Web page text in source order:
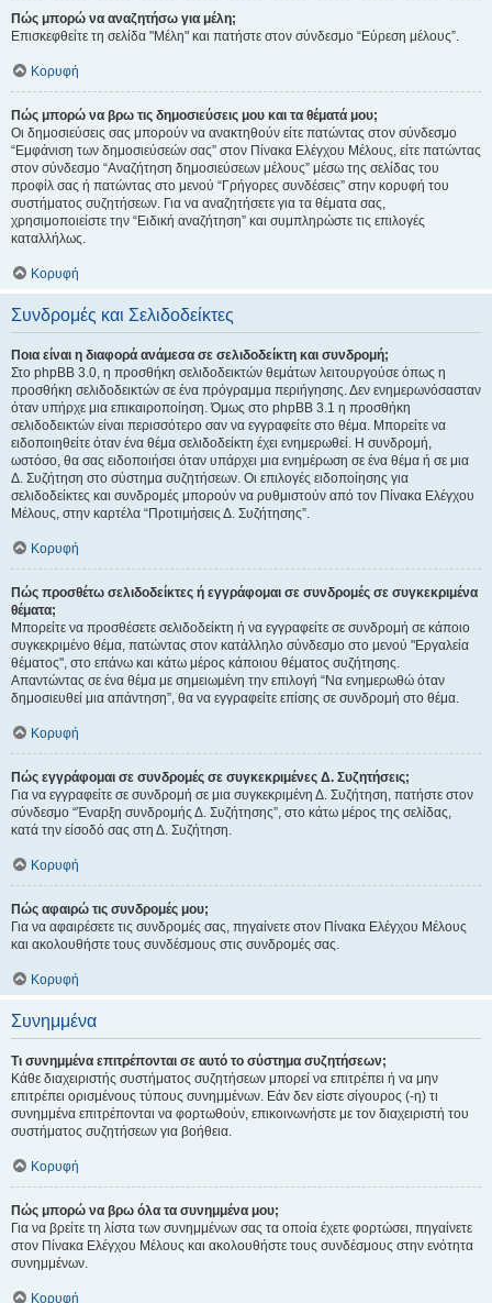
Πώς μπορώ να αναζητήσω για μέλη;
Επισκεφθείτε τη σελίδα "Μέλη" και πατήστε στον σύνδεσμο “Εύρεση μέλους”.
Κορυφή
Πώς μπορώ να βρω τις δημοσιεύσεις μου και τα θέματά μου;
Οι δημοσιεύσεις σας μπορούν να ανακτηθούν είτε πατώντας στον σύνδεσμο
“Εμφάνιση των δημοσιεύσεών σας” στον Πίνακα Ελέγχου Μέλους, είτε πατώντας
στον σύνδεσμο “Αναζήτηση δημοσιεύσεων μέλους” μέσω της σελίδας του
προφίλ σας ή πατώντας στο μενού “Γρήγορες συνδέσεις” στην κορυφή του
συστήματος συζητήσεων. Για να αναζητήσετε για τα θέματα σας,
χρησιμοποιείστε την “Ειδική αναζήτηση” και συμπληρώστε τις επιλογές
καταλλήλως.
Κορυφή
Συνδρομές και Σελιδοδείκτες
Ποια είναι η διαφορά ανάμεσα σε σελιδοδείκτη και συνδρομή;
Στο phpBB 3.0, η προσθήκη σελιδοδεικτών θεμάτων λειτουργούσε όπως η
προσθήκη σελιδοδεικτών σε ένα πρόγραμμα περιήγησης. Δεν ενημερωνόσασταν
όταν υπήρχε μια επικαιροποίηση. Όμως στο phpBB 3.1 η προσθήκη
σελιδοδεικτών είναι περισσότερο σαν να εγγραφείτε στο θέμα. Μπορείτε να
ειδοποιηθείτε όταν ένα θέμα σελιδοδείκτη έχει ενημερωθεί. Η συνδρομή,
ωστόσο, θα σας ειδοποιήσει όταν υπάρχει μια ενημέρωση σε ένα θέμα ή σε μια
Δ. Συζήτηση στο σύστημα συζητήσεων. Οι επιλογές ειδοποίησης για
σελιδοδείκτες και συνδρομές μπορούν να ρυθμιστούν από τον Πίνακα Ελέγχου
Μέλους, στην καρτέλα “Προτιμήσεις Δ. Συζήτησης”.
Κορυφή
Πώς προσθέτω σελιδοδείκτες ή εγγράφομαι σε συνδρομές σε συγκεκριμένα
θέματα;
Μπορείτε να προσθέσετε σελιδοδείκτη ή να εγγραφείτε σε συνδρομή σε κάποιο
συγκεκριμένο θέμα, πατώντας στον κατάλληλο σύνδεσμο στο μενού "Εργαλεία
θέματος", στο επάνω και κάτω μέρος κάποιου θέματος συζήτησης.
Απαντώντας σε ένα θέμα με σημειωμένη την επιλογή “Να ενημερωθώ όταν
δημοσιευθεί μια απάντηση”, θα να εγγραφείτε επίσης σε συνδρομή στο θέμα.
Κορυφή
Πώς εγγράφομαι σε συνδρομές σε συγκεκριμένες Δ. Συζητήσεις;
Για να εγγραφείτε σε συνδρομή σε μια συγκεκριμένη Δ. Συζήτηση, πατήστε στον
σύνδεσμο “Έναρξη συνδρομής Δ. Συζήτησης”, στο κάτω μέρος της σελίδας,
κατά την είσοδό σας στη Δ. Συζήτηση.
Κορυφή
Πώς αφαιρώ τις συνδρομές μου;
Για να αφαιρέσετε τις συνδρομές σας, πηγαίνετε στον Πίνακα Ελέγχου Μέλους
και ακολουθήστε τους συνδέσμους στις συνδρομές σας.
Κορυφή
Συνημμένα
Τι συνημμένα επιτρέπονται σε αυτό το σύστημα συζητήσεων;
Κάθε διαχειριστής συστήματος συζητήσεων μπορεί να επιτρέπει ή να μην
επιτρέπει ορισμένους τύπους συνημμένων. Εάν δεν είστε σίγουρος (-η) τι
συνημμένα επιτρέπονται να φορτωθούν, επικοινωνήστε με τον διαχειριστή του
συστήματος συζητήσεων για βοήθεια.
Κορυφή
Πώς μπορώ να βρω όλα τα συνημμένα μου;
Για να βρείτε τη λίστα των συνημμένων σας τα οποία έχετε φορτώσει, πηγαίνετε
στον Πίνακα Ελέγχου Μέλους και ακολουθήστε τους συνδέσμους στην ενότητα
συνημμένων.
Κορυφή